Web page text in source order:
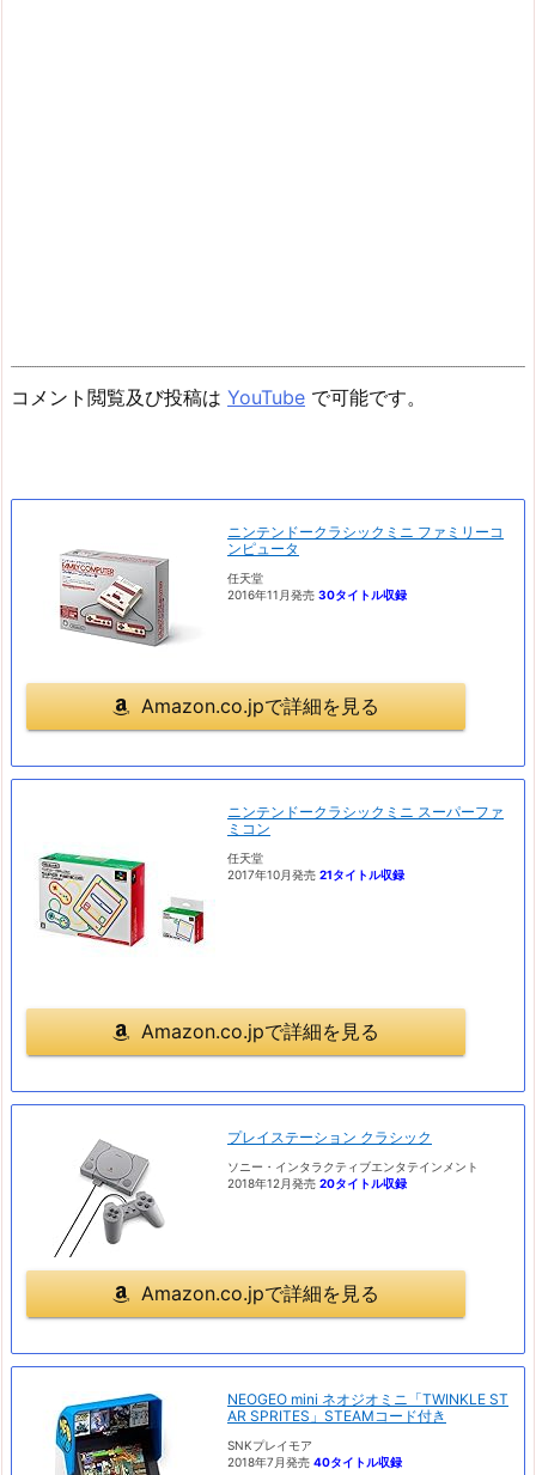
コメント閲覧及び投稿は YouTube で可能です。
ニンテンドークラシックミニ ファミリーコ
ンピュータ
任天堂
2016年11月発売 30タイトル収録
Amazon.co.jpで詳細を見る
ニンテンドークラシックミニ スーパーファ
ミコン
任天堂
2017年10月発売 21タイトル収録
Amazon.co.jpで詳細を見る
プレイステーション クラシック
ソニー・インタラクティブエンタテインメント
2018年12月発売 20タイトル収録
Amazon.co.jpで詳細を見る
NEOGEO mini ネオジオミニ「TWINKLE ST
AR SPRITES」STEAMコード付き
SNKプレイモア
2018年7月発売 40タイトル収録